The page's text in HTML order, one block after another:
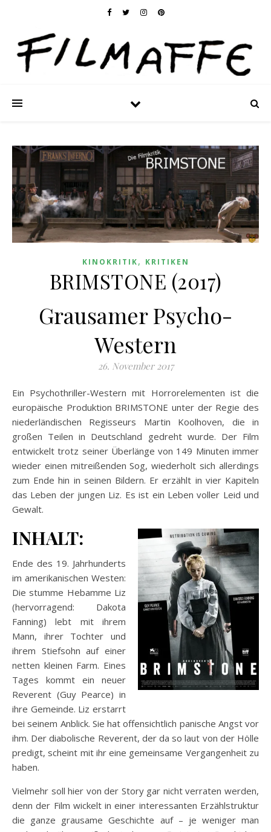
KINOKRITIK, KRITIKEN
BRIMSTONE (2017)
Grausamer Psycho-
Western
26. November 2017
Ein Psychothriller-Western mit Horrorelementen ist die
europäische Produktion BRIMSTONE unter der Regie des
niederländischen Regisseurs Martin Koolhoven, die in
großen Teilen in Deutschland gedreht wurde. Der Film
entwickelt trotz seiner Überlänge von 149 Minuten immer
wieder einen mitreißenden Sog, wiederholt sich allerdings
zum Ende hin in seinen Bildern. Er erzählt in vier Kapiteln
das Leben der jungen Liz. Es ist ein Leben voller Leid und
Gewalt.
INHALT:
Ende des 19. Jahrhunderts
im amerikanischen Westen:
Die stumme Hebamme Liz
(hervorragend: Dakota
Fanning) lebt mit ihrem
Mann, ihrer Tochter und
ihrem Stiefsohn auf einer
netten kleinen Farm. Eines
Tages kommt ein neuer
Reverent (Guy Pearce) in
ihre Gemeinde. Liz erstarrt
bei seinem Anblick. Sie hat offensichtlich panische Angst vor
ihm. Der diabolische Reverent, der da so laut von der Hölle
predigt, scheint mit ihr eine gemeinsame Vergangenheit zu
haben.
Vielmehr soll hier von der Story gar nicht verraten werden,
denn der Film wickelt in einer interessanten Erzählstruktur
die ganze grausame Geschichte auf – je weniger man